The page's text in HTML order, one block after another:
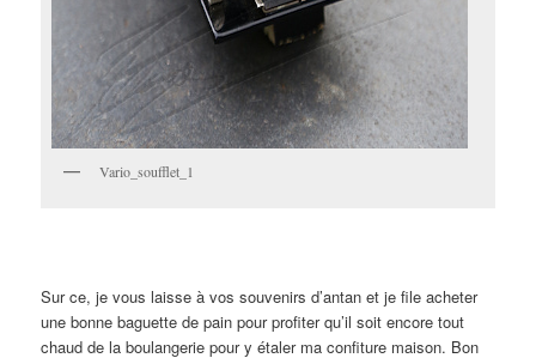
Vario_soufflet_1
Sur ce, je vous laisse à vos souvenirs d’antan et je file acheter
une bonne baguette de pain pour profiter qu’il soit encore tout
chaud de la boulangerie pour y étaler ma confiture maison. Bon